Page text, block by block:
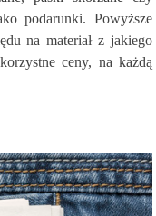
KRÓTKI
PASKACH
6376wyświetleń
podarunki. Powyższe
na materiał z jakiego
ceny, na każdą